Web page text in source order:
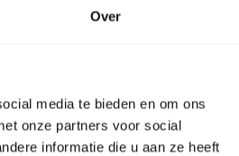
Over
media te bieden en om ons
onze partners voor social
informatie die u aan ze heeft
7432257991955
originele
nvt
kunststof